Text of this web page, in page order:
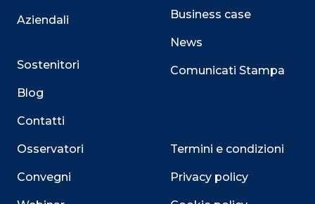
Aziendali
Sostenitori
Blog
Contatti
Osservatori
Convegni
Business case
News
Comunicati Stampa
Termini e condizioni
Privacy policy